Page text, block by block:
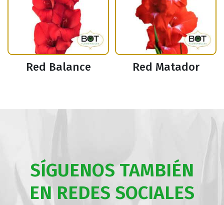
Red Balance Red Matador
SÍGUENOS TAMBIÉN
EN REDES SOCIALES